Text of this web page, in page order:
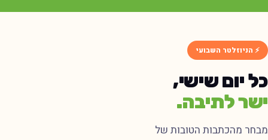
⚡ הניוזלטר השבועי
יום שישי,
לתיבה.
מהכתבות הטובות של